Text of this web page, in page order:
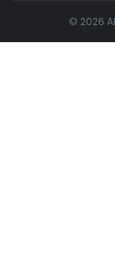
© 2026